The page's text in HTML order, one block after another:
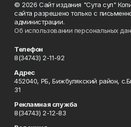
© 2026 Сайт издания "Сута сул"
сайта разрешено только с
администрации.
Об использовании персональных
Телефон
8(34743) 2-11-92
Адрес
452040, РБ, Бижбулякский район,
31
Рекламная служба
8(34743) 2-12-83